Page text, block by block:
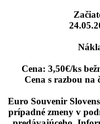
Cena: 3,50€/ks
Cena s razbou na
Euro Souvenir
prípadné zmeny v